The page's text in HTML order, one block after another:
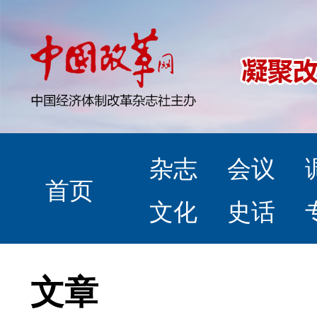
首页
杂志 会议
文化
史话
文章